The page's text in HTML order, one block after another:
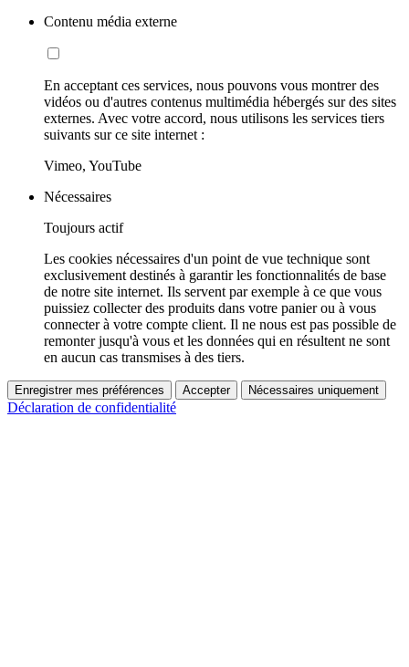
Contenu média externe
En acceptant ces services, nous pouvons vous montrer des
vidéos ou d'autres contenus multimédia hébergés sur des sites
externes. Avec votre accord, nous utilisons les services tiers
suivants sur ce site internet :
Vimeo, YouTube
Nécessaires
Toujours actif
Les cookies nécessaires d'un point de vue technique sont
exclusivement destinés à garantir les fonctionnalités de base
de notre site internet. Ils servent par exemple à ce que vous
puissiez collecter des produits dans votre panier ou à vous
connecter à votre compte client. Il ne nous est pas possible de
remonter jusqu'à vous et les données qui en résultent ne sont
en aucun cas transmises à des tiers.
Enregistrer mes préférences Accepter Nécessaires uniquement
Déclaration de confidentialité